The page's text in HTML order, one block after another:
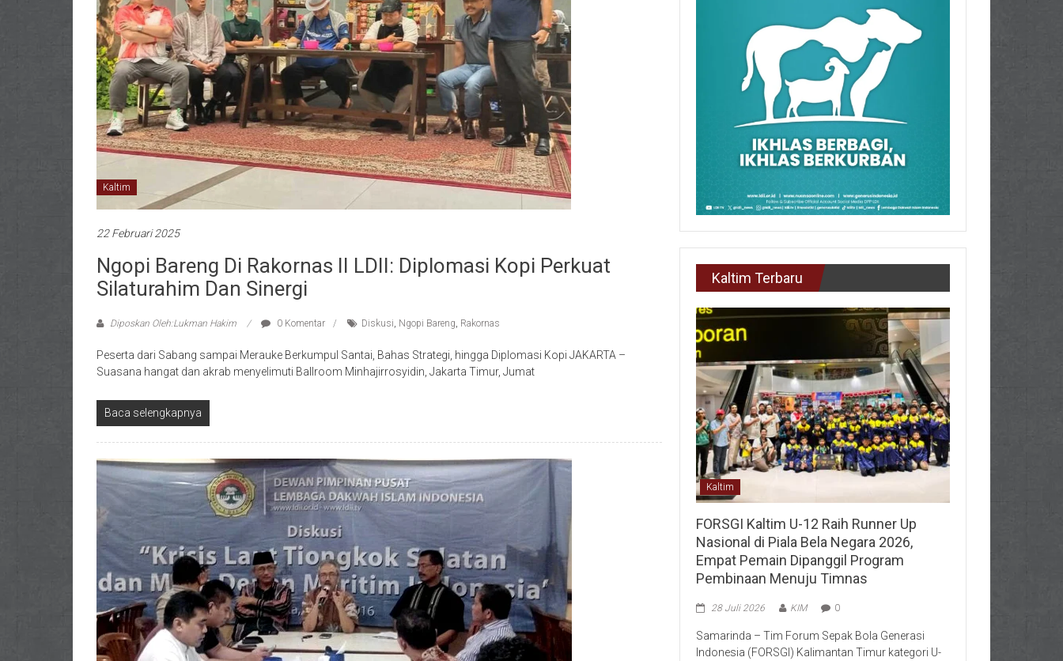
Kaltim
22 Februari 2025
Ngopi Bareng Di Rakornas II LDII: Diplomasi Kopi Perkuat
Silaturahim Dan Sinergi
Diposkan Oleh:Lukman Hakim 0 Komentar Diskusi Ngopi Bareng Rakornas
Peserta dari Sabang sampai Merauke Berkumpul Santai, Bahas Strategi, hingga Diplomasi Kopi JAKARTA –
Suasana hangat dan akrab menyelimuti Ballroom Minhajirrosyidin, Jakarta Timur, Jumat
Baca selengkapnya
Kaltim Terbaru
Kaltim
FORSGI Kaltim U-12 Raih Runner Up
Nasional di Piala Bela Negara 2026,
Empat Pemain Dipanggil Program
Pembinaan Menuju Timnas
28 Juli 2026 KIM 0
Samarinda – Tim Forum Sepak Bola Generasi
Indonesia (FORSGI) Kalimantan Timur kategori U-